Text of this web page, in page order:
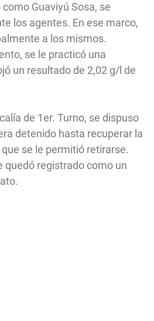
Guaviyú Sosa, se
los agentes. En ese marco,
a los mismos.
se le practicó una
un resultado de 2,02 g/l de
de 1er. Turno, se dispuso
detenido hasta recuperar la
se le permitió retirarse.
quedó registrado como un